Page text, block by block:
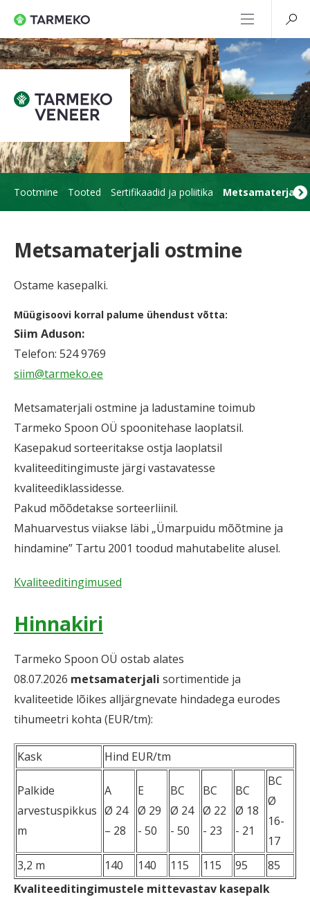
Tootmine Tooted Sertifikaadid ja poliitika Metsamaterjali
Metsamaterjali ostmine
Ostame kasepalki.
Müügisoovi korral palume ühendust võtta:
Siim Aduson:
Telefon: 524 9769
siim@tarmeko.ee
Metsamaterjali ostmine ja ladustamine toimub
Tarmeko Spoon OÜ spoonitehase laoplatsil.
Kasepakud sorteeritakse ostja laoplatsil
kvaliteeditingimuste järgi vastavatesse
kvaliteediklassidesse.
Pakud mõõdetakse sorteerliinil.
Mahuarvestus viiakse läbi „Ümarpuidu mõõtmine ja
hindamine” Tartu 2001 toodud mahutabelite alusel.
Kvaliteeditingimused
Hinnakiri
Tarmeko Spoon OÜ ostab alates
08.07.2026 metsamaterjali sortimentide ja
kvaliteetide lõikes alljärgnevate hindadega eurodes
tihumeetri kohta (EUR/tm):
Kask Hind EUR/tm
Palkide
arvestuspikkus
m
A
Ø 24
– 28
E
Ø 29
- 50
BC
Ø 24
- 50
BC
Ø 22
- 23
BC
Ø 18
- 21
BC
Ø
16-
17
3,2 m
140 140 115 115 95
85
Kvaliteeditingimustele mittevastav kasepalk